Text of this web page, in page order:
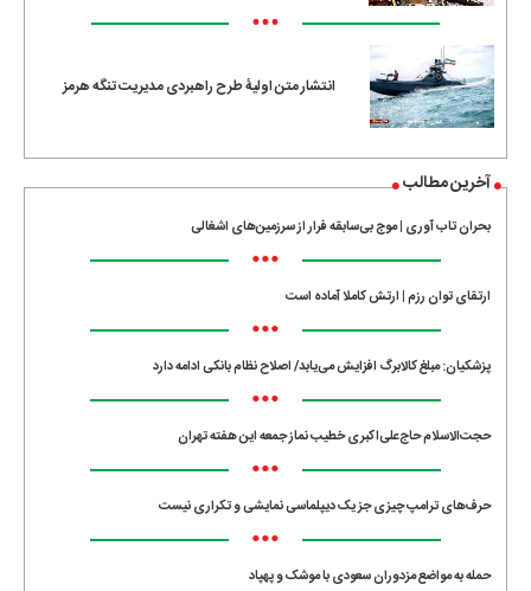
•••
انتشار متن اولیۀ طرح راهبردی مدیریت تنگه هرمز
آخرین مطالب
بحران تاب آوری | موج بی‌سابقه فرار از سرزمین‌های اشغالی
•••
ارتقای توان رزم | ارتش کاملا آماده است
•••
پزشکیان: مبلغ کالابرگ افزایش می‌یابد/ اصلاح نظام بانکی ادامه دارد
•••
حجت‌الاسلام حاج‌علی‌اکبری خطیب نماز جمعه این هفته تهران
•••
حرف‌های ترامپ چیزی جز یک دیپلماسی نمایشی و تکراری نیست
•••
حمله به مواضع مزدوران سعودی با موشک و پهپاد